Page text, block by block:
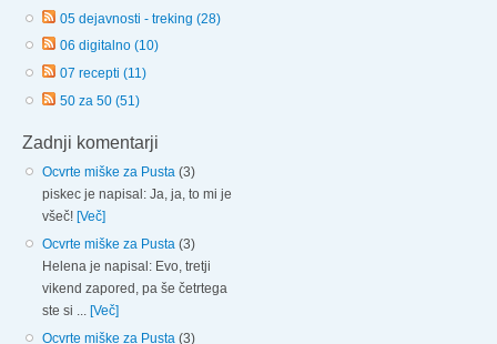
05 dejavnosti - treking (28)
06 digitalno (10)
07 recepti (11)
50 za 50 (51)
Zadnji komentarji
Ocvrte miške za Pusta (3)
piskec je napisal: Ja, ja, to mi je
všeč! [Več]
Ocvrte miške za Pusta (3)
Helena je napisal: Evo, tretji
vikend zapored, pa še četrtega
ste si ... [Več]
Ocvrte miške za Pusta (3)